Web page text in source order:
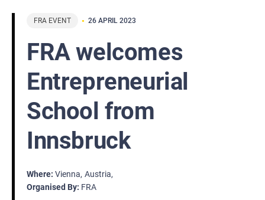
FRA EVENT 26 APRIL 2023
FRA welcomes
Entrepreneurial
School from
Innsbruck
Where Vienna Austria
Organised By FRA